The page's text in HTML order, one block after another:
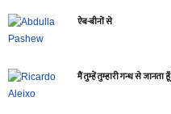
ऐब-बीनों से
मैं तुम्हें तुम्हारी गन्ध से जानता हूँ